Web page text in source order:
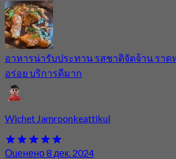
อาหารน่ารับประทาน รสชาติจัดจ้าน ราด
อร่อย บริการดีมาก
Wichet Jamroonkeattikul
Оценено 8 дек. 2024